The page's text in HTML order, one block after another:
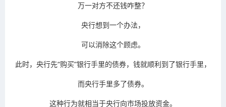
万一对方不还钱咋整？
央行想到一个办法，
可以消除这个顾虑。
此时，央行先“购买”银行手里的债券，钱就顺利到了银行手里，
而央行手里多了债券。
这种行为就相当于央行向市场投放资金。